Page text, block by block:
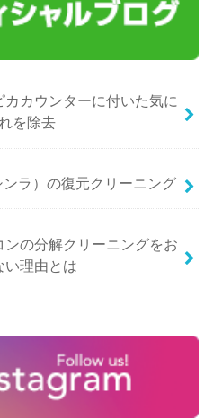
カウンターに付いた気に
を除去
ラ）の復元クリーニング
の分解クリーニングをお
い理由とは